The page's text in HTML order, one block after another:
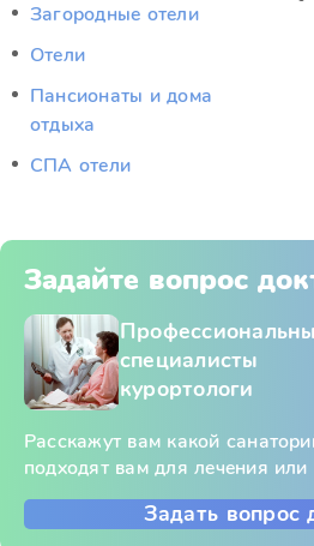
Загородные отели
Отели
Пансионаты и дома
отдыха
СПА отели
Задайте вопрос
специалисты
курортологи
Расскажут вам какой
подходят вам для лечения
Задать вопрос